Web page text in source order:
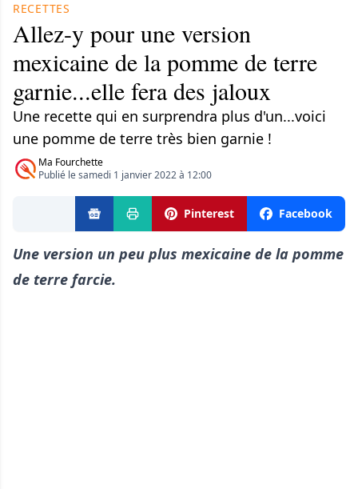
RECETTES
Allez-y pour une version
mexicaine de la pomme de terre
garnie...elle fera des jaloux
Une recette qui en surprendra plus d'un...voici
une pomme de terre très bien garnie !
Ma Fourchette
Publié le samedi 1 janvier 2022 à 12:00
Pinterest Facebook
Une version un peu plus mexicaine de la pomme
de terre farcie.